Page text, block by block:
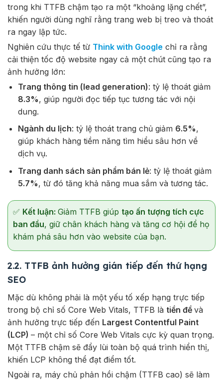
trong khi TTFB chậm tạo ra một “khoảng lặng chết”,
khiến người dùng nghĩ rằng trang web bị treo và thoát
ra ngay lập tức.
Nghiên cứu thực tế từ Think with Google chỉ ra rằng
cải thiện tốc độ website ngay cả một chút cũng tạo ra
ảnh hưởng lớn:
Trang thông tin (lead generation): tỷ lệ thoát giảm
8.3%, giúp người đọc tiếp tục tương tác với nội
dung.
Ngành du lịch: tỷ lệ thoát trang chủ giảm 6.5%,
giúp khách hàng tiềm năng tìm hiểu sâu hơn về
dịch vụ.
Trang danh sách sản phẩm bán lẻ: tỷ lệ thoát giảm
5.7%, từ đó tăng khả năng mua sắm và tương tác.
✅ Kết luận: Giảm TTFB giúp tạo ấn tượng tích cực
ban đầu, giữ chân khách hàng và tăng cơ hội để họ
khám phá sâu hơn vào website của bạn.
2.2. TTFB ảnh hưởng gián tiếp đến thứ hạng
SEO
Mặc dù không phải là một yếu tố xếp hạng trực tiếp
trong bộ chỉ số Core Web Vitals, TTFB là tiền đề và
ảnh hưởng trực tiếp đến Largest Contentful Paint
(LCP) – một chỉ số Core Web Vitals cực kỳ quan trọng.
Một TTFB chậm sẽ đẩy lùi toàn bộ quá trình hiển thị,
khiến LCP không thể đạt điểm tốt.
Ngoài ra, máy chủ phản hồi chậm (TTFB cao) sẽ làm